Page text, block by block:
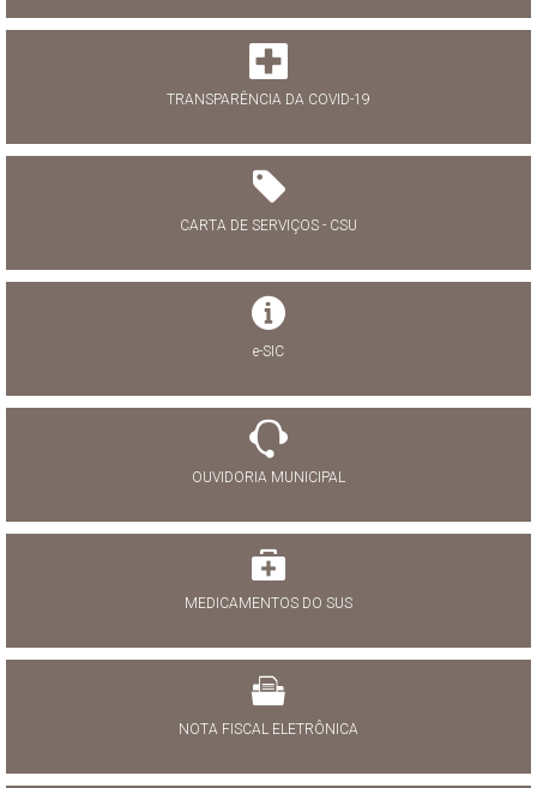
TRANSPARÊNCIA DA COVID-19
CARTA DE SERVIÇOS - CSU
e-SIC
OUVIDORIA MUNICIPAL
MEDICAMENTOS DO SUS
NOTA FISCAL ELETRÔNICA